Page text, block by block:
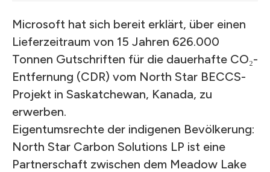
Microsoft hat sich bereit erklärt, über einen
Lieferzeitraum von 15 Jahren 626.000
Tonnen Gutschriften für die dauerhafte CO₂-
Entfernung (CDR) vom North Star BECCS-
Projekt in Saskatchewan, Kanada, zu
erwerben.
Eigentumsrechte der indigenen Bevölkerung:
North Star Carbon Solutions LP ist eine
Partnerschaft zwischen dem Meadow Lake